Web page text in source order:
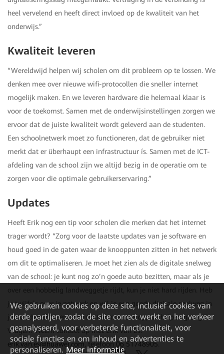
heel vervelend en heeft direct invloed op de kwaliteit van het
onderwijs.”
Kwaliteit leveren
“Wereldwijd helpen wij scholen om dit probleem op te lossen. We
denken mee over nieuwe wifi-protocollen die sneller internet
mogelijk maken. En we leveren hardware die helemaal klaar is
voor de toekomst. Samen met de onderwijsinstellingen zorgen we
ervoor dat de juiste kwaliteit wordt geleverd aan de studenten.
Een schoolnetwerk moet zo functioneren, dat de gebruiker niet
merkt dat er überhaupt een infrastructuur ís. Samen met de ICT-
afdeling van de school zijn we altijd bezig in de operatie om te
zorgen voor die optimale gebruikerservaring.”
Updates
Heeft Erik nog een tip voor scholen die merken dat het internet
trager wordt? “Zorg voor de laatste updates van je software en
houd goed in de gaten waar de knooppunten zitten in het netwerk
om dit te optimaliseren. Je moet het zien als de digitale snelweg
van de school: je kunt nog zo’n goede auto bezitten, maar als je
je twijfels over je netwerk en wil je een goede digitale snelweg in
jouw school? Neem dan contact met ons op, we helpen graag!”
Vragen? Neem contact op met Erik van Es:
erik.van.es@huawei.com, telefoon06 51748905.
We gebruiken cookies op deze site, inclusief cookies van
derde partijen, zodat de site correct werkt en het verkeer
geanalyseerd, voor verbeterde functionaliteit, voor
sociale functies en om inhoud en advertenties te
personaliseren.Meer informatie